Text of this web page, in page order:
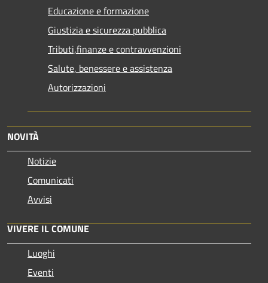
Educazione e formazione
Giustizia e sicurezza pubblica
Tributi,finanze e contravvenzioni
Salute, benessere e assistenza
Autorizzazioni
NOVITÀ
Notizie
Comunicati
Avvisi
VIVERE IL COMUNE
Luoghi
Eventi